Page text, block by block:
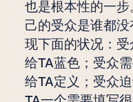
也是根本性的一
己的受众是谁都
现下面的状况：
给TA蓝色；受众
给TA定义；受众